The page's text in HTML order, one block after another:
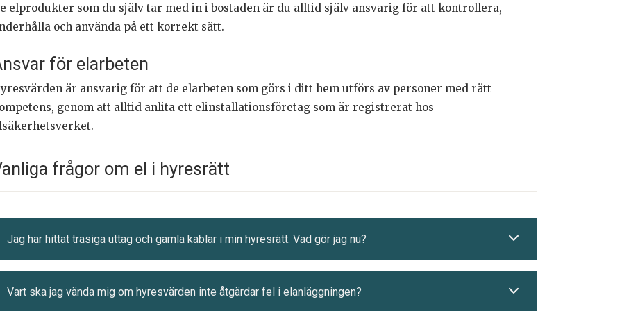
elprodukter som du själv tar med in i bostaden är du alltid själv ansvarig för att kontrollera,
och använda på ett korrekt sätt.
för elarbeten
är ansvarig för att de elarbeten som görs i ditt hem utförs av personer med rätt
genom att alltid anlita ett elinstallationsföretag som är registrerat hos
frågor om el i hyresrätt
Jag har hittat trasiga uttag och gamla kablar i min hyresrätt. Vad gör jag nu?
Vart ska jag vända mig om hyresvärden inte åtgärdar fel i elanläggningen?